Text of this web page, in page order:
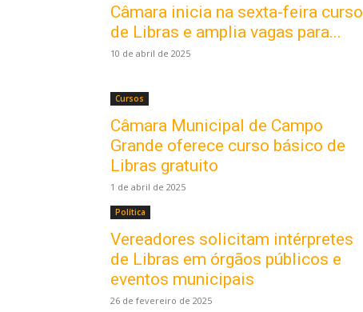
Câmara inicia na sexta-feira curso
de Libras e amplia vagas para...
10 de abril de 2025
Cursos
Câmara Municipal de Campo
Grande oferece curso básico de
Libras gratuito
1 de abril de 2025
Política
Vereadores solicitam intérpretes
de Libras em órgãos públicos e
eventos municipais
26 de fevereiro de 2025